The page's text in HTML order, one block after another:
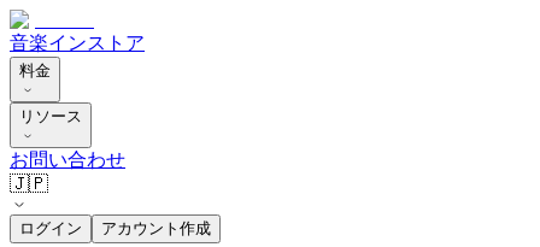
音楽インストア
料金
リソース
お問い合わせ
🇯🇵
ログイン アカウント作成